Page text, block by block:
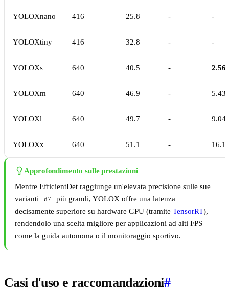
YOLOXnano 416 25.8 - -
YOLOXtiny 416 32.8 - -
YOLOXs 640 40.5 - 2.56
YOLOXm 640 46.9 - 5.43
YOLOXl 640 49.7 - 9.04
YOLOXx 640 51.1 - 16.1
Approfondimento sulle prestazioni
Mentre EfficientDet raggiunge un'elevata precisione sulle sue
varianti
d7
più grandi, YOLOX offre una latenza
decisamente superiore su hardware GPU (tramite TensorRT),
rendendolo una scelta migliore per applicazioni ad alti FPS
come la guida autonoma o il monitoraggio sportivo.
Casi d'uso e raccomandazioni#